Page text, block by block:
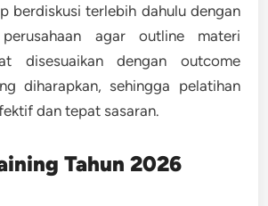
berdiskusi terlebih dahulu dengan
agar outline materi
disesuaikan dengan outcome
diharapkan, sehingga pelatihan
dan tepat sasaran.
Tahun 2026